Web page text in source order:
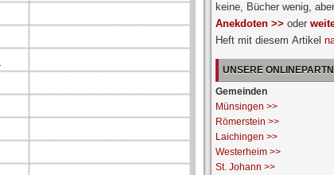
keine, Bücher wenig,
Anekdoten >> oder
Heft mit diesem Artikel
UNSERE
Gemeinden
Münsingen >>
Römerstein >>
Laichingen >>
Westerheim >>
St. Johann >>